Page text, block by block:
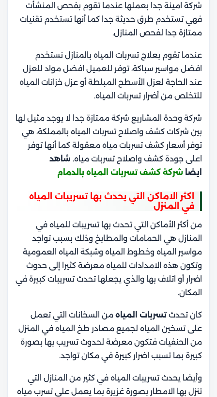
شركة امينة جدا بعملها عندما تقوم بفحص المنشأت
فهي تستخدم طرق حديثة جدا كما أنها تستخدم تقنيات
ممتازة جدا لفحص المنازل.
عندما تقوم بعلاج تسربات المياه بالمنازل نستخدم
افضل مواسير سباكة، توفر للعميل افضل مواد للعزل
عند الحاجة لعزل الأسطح المبلطة أو عزل خزانات المياه
للتخلص من أضرار تسربات المياه.
شركة وحدة المشاريع شركة ممتازة جدا لا يوجد مثيل لها
بين شركات كشف واصلاح تسربات المياه بالمملكة، هي
توفر أسعار كشف تسربات مياه معقولة كما أنها توفر
اعلى جودة كشف واصلاح تسربات مياه. شاهد
ايضا شركة كشف تسربات المياه بالدمام
اكثر الاماكن التي يحدث بها تسريبات المياه
في المنزل
من أكثر الأماكن التي تحدث بها تسريبات للمياه في
المنازل هي الحمامات والمطابخ وذلك بسبب تواجد
مواسير المياه وخطوط المياه وشبكة المياه العمومية
وتكون هذه الامدادات للمياه معرضة كثيرا إلى حدوث
اضرار أو اتلاف بها والذي يجعلها تحدث تسريبات كبيرة في
المكان.
كان تحدث تسربات المياه من السخانات التي تعمل
على تسخين المياه لجميع مصادر طخ المياه في المنزل
من الحنفيات فتكون معرضة لحدوث تسريب بها بصورة
كبيرة بما تسبب اضرار كبيرة في مكان تواجد.
وأيضا يحدث تسريبات المياه في كثير من المنازل التي
تنزل بها الامطار بصورة غزيرة بما يعمل على تسرب مياه